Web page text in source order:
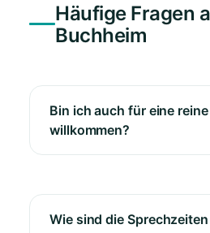
Häufige Fragen
Buchheim
Bin ich auch für eine
willkommen?
Wie sind die